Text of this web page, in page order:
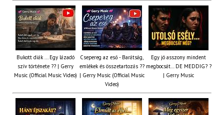
Bukott diák ... Egy lázadó
szív története ?? | Gerry
Music (Official Music Video)
Csepereg az eső - Barátság,
emlékek és összetartozás ?️?
| Gerry Music (Official Music
Video)
Egy jó asszony mindent
megbocsát… DE MEDDIG? ?
| Gerry Music